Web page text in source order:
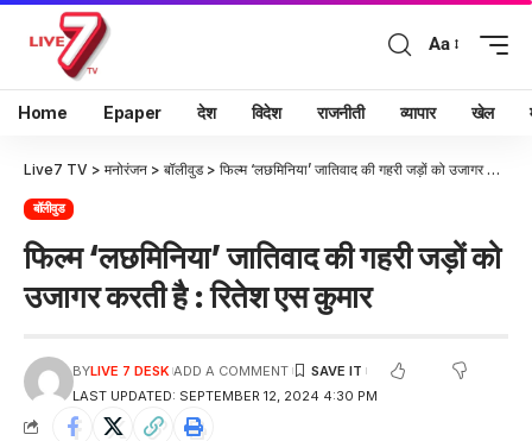
Aa
Home Epaper देश विदेश राजनीती व्यापार खेल
Live7 TV > मनोरंजन > बॉलीवुड> फिल्म ‘लछमिनिया’ जातिवाद की गहरी जड़ों को उजागर करती है : रितेश एस कुमार
बॉलीवुड
फिल्म ‘लछमिनिया’ जातिवाद की गहरी जड़ों को
उजागर करती है : रितेश एस कुमार
LAST UPDATED: SEPTEMBER 12, 2024 4:30 PM
BYLIVE 7 DESK ADD A COMMENT